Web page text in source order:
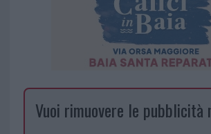
Vuoi rimuovere le pubblicità